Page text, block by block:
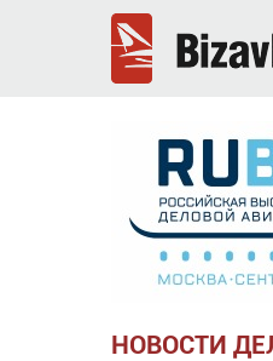
НОВОСТИ